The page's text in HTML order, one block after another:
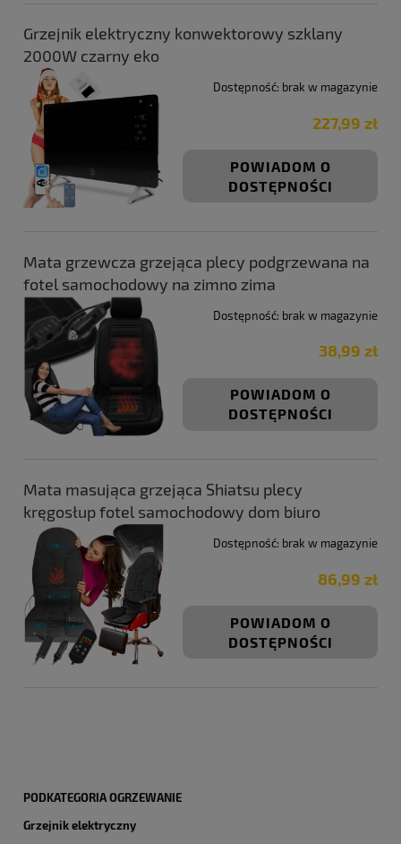
Grzejnik elektryczny konwektorowy szklany
2000W czarny eko
Dostępność: brak w magazynie
227,99 zł
POWIADOM O
DOSTĘPNOŚCI
Mata grzewcza grzejąca plecy podgrzewana na
fotel samochodowy na zimno zima
Dostępność: brak w magazynie
38,99 zł
POWIADOM O
DOSTĘPNOŚCI
Mata masująca grzejąca Shiatsu plecy
kręgosłup fotel samochodowy dom biuro
Dostępność: brak w magazynie
86,99 zł
POWIADOM O
DOSTĘPNOŚCI
PODKATEGORIA OGRZEWANIE
Grzejnik elektryczny